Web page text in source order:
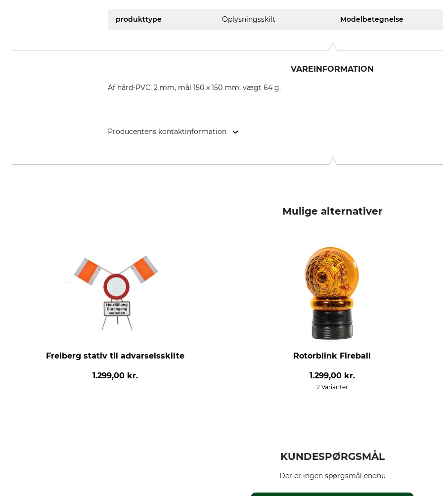
produkttype Oplysningsskilt Modelbetegnelse
VAREINFORMATION
Af hård-PVC, 2 mm, mål 150 x 150 mm, vægt 64 g.
Producentens kontaktinformation
Mulige alternativer
Freiberg stativ til advarselsskilte
1.299,00 kr.
Rotorblink Fireball
1.299,00 kr.
2 Varianter
KUNDESPØRGSMÅL
Der er ingen spørgsmål endnu